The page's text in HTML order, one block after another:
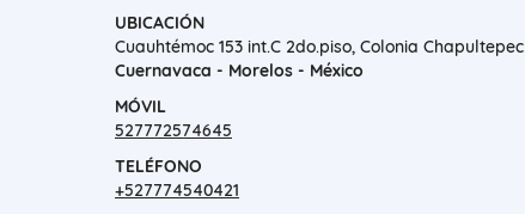
UBICACIÓN
Cuauhtémoc 153 int.C 2do.piso, Colonia Chapultepec
Cuernavaca - Morelos - México
MÓVIL
527772574645
TELÉFONO
+527774540421